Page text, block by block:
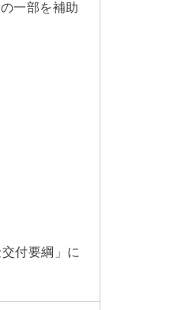
一部を補助
付要綱」に